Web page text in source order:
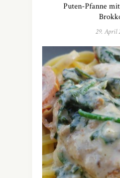
Puten-Pfanne
29. April